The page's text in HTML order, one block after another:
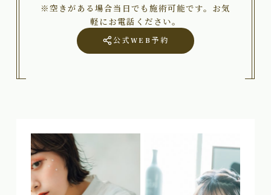
※空きがある場合当日でも施術可能です。お気
軽にお電話ください。
公式WEB予約